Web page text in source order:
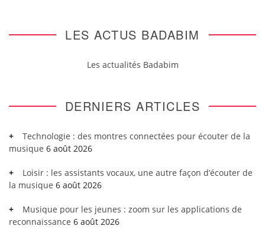
LES ACTUS BADABIM
Les actualités Badabim
DERNIERS ARTICLES
Technologie : des montres connectées pour écouter de la
musique 6 août 2026
Loisir : les assistants vocaux, une autre façon d’écouter de
la musique 6 août 2026
Musique pour les jeunes : zoom sur les applications de
reconnaissance 6 août 2026